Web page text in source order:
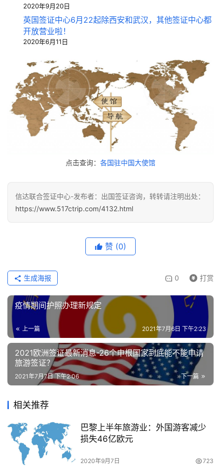
2020年9月20日
英国签证中心6月22起除西安和武汉，其他签证中心都
开放营业啦！
2020年6月11日
点击查询： 各国驻中国大使馆
信达联合签证中心-发布者：出国签证咨询，转转请注明出处：
https://www.517ctrip.com/4132.html
赞 (0)
0 打赏
生成海报
疫情期间护照办理新规定
上一篇 2021年7月6日 下午2:23
2021欧洲签证最新消息-26个申根国家到底能不能申请
旅游签证？
下一篇
2021年7月7日 下午2:06
相关推荐
巴黎上半年旅游业：外国游客减少
损失46亿欧元
2020年9月7日 723